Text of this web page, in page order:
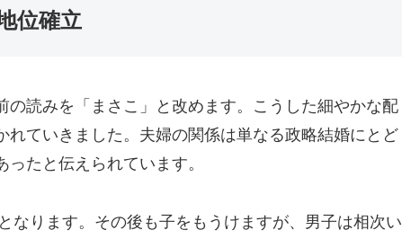
位確立
の読みを「まさこ」と改めます。こうした細やかな配
ていきました。夫婦の関係は単なる政略結婚にとど
たと伝えられています。
となります。その後も子をもうけますが、男子は相次い